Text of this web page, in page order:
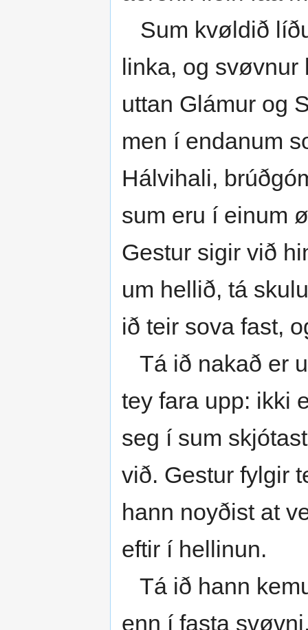
Sum kvøldið
linka, og
uttan Glámur og
men í endanum
Hálvihali,
sum eru í einum
Gestur sigir við
um hellið, tá
ið teir sova fast,
Tá ið nakað er
tey fara upp: ikki
seg í sum
við. Gestur fylgir
hann noyðist at
eftir í hellinun.
Tá ið hann
enn í fasta